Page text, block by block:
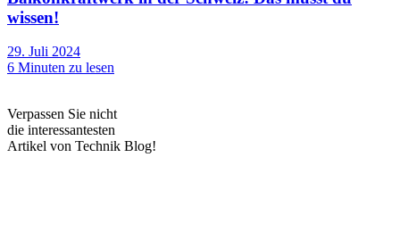
wissen!
29. Juli 2024
6 Minuten zu lesen
Verpassen Sie nicht
die interessantesten
Artikel von Technik Blog!